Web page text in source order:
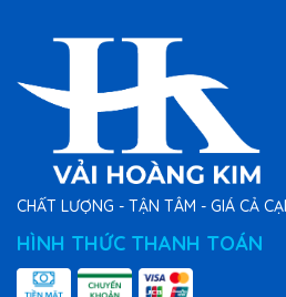
CHẤT LƯỢNG - TẬN TÂM - GIÁ CẢ
HÌNH THỨC THANH TOÁN